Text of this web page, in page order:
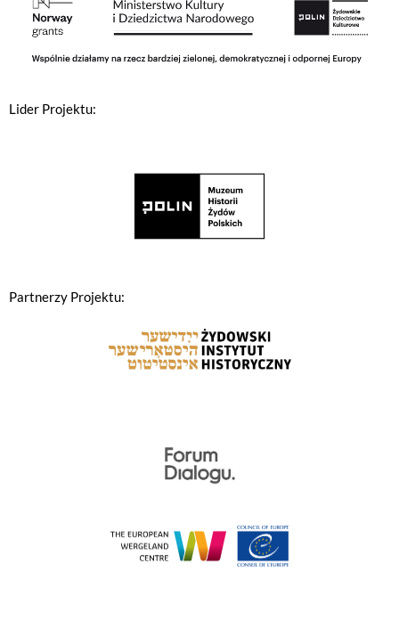
Lider Projektu:
Partnerzy Projektu: